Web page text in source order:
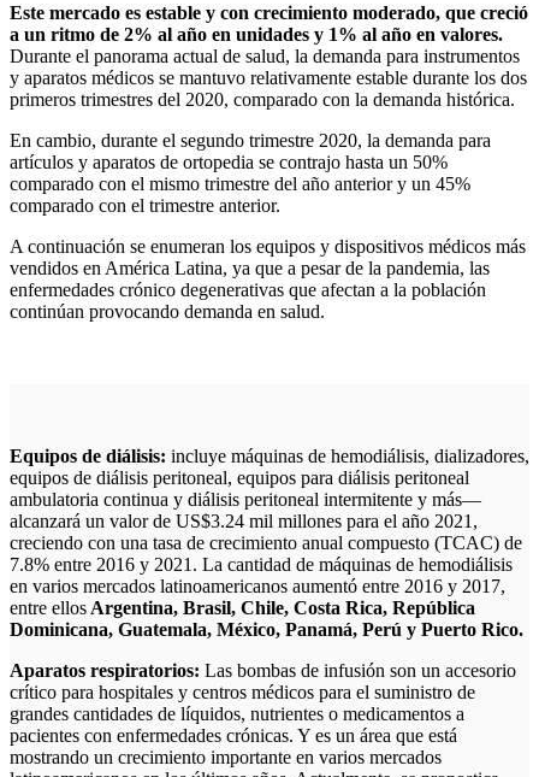
Este mercado es estable y con crecimiento moderado, que creció
a un ritmo de 2% al año en unidades y 1% al año en valores.
Durante el panorama actual de salud, la demanda para instrumentos
y aparatos médicos se mantuvo relativamente estable durante los dos
primeros trimestres del 2020, comparado con la demanda histórica.
En cambio, durante el segundo trimestre 2020, la demanda para
artículos y aparatos de ortopedia se contrajo hasta un 50%
comparado con el mismo trimestre del año anterior y un 45%
comparado con el trimestre anterior.
A continuación se enumeran los equipos y dispositivos médicos más
vendidos en América Latina, ya que a pesar de la pandemia, las
enfermedades crónico degenerativas que afectan a la población
continúan provocando demanda en salud.
Equipos de diálisis: incluye máquinas de hemodiálisis, dializadores,
equipos de diálisis peritoneal, equipos para diálisis peritoneal
ambulatoria continua y diálisis peritoneal intermitente y más—
alcanzará un valor de US$3.24 mil millones para el año 2021,
creciendo con una tasa de crecimiento anual compuesto (TCAC) de
7.8% entre 2016 y 2021. La cantidad de máquinas de hemodiálisis
en varios mercados latinoamericanos aumentó entre 2016 y 2017,
entre ellos Argentina, Brasil, Chile, Costa Rica, República
Dominicana, Guatemala, México, Panamá, Perú y Puerto Rico.
Aparatos respiratorios: Las bombas de infusión son un accesorio
crítico para hospitales y centros médicos para el suministro de
grandes cantidades de líquidos, nutrientes o medicamentos a
pacientes con enfermedades crónicas. Y es un área que está
mostrando un crecimiento importante en varios mercados